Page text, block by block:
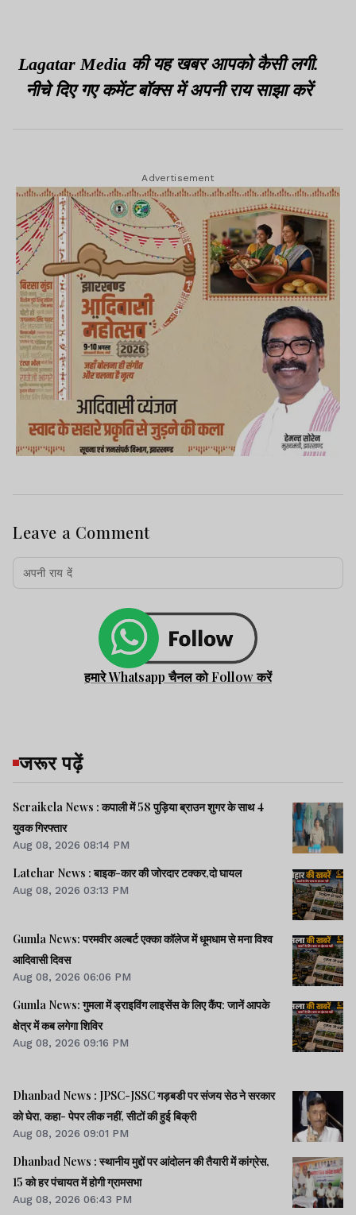
Lagatar Media की यह खबर आपको कैसी लगी.
नीचे दिए गए कमेंट बॉक्स में अपनी राय साझा करें
Advertisement
Leave a Comment
हमारे Whatsapp चैनल को Follow करें
जरूर पढ़ें
Seraikela News : कपाली में 58 पुड़िया ब्राउन शुगर के साथ 4
युवक गिरफ्तार
Aug 08, 2026 08:14 PM
Latehar News : बाइक-कार की जोरदार टक्‍कर,दो घायल
Aug 08, 2026 03:13 PM
Gumla News: परमवीर अल्बर्ट एक्का कॉलेज में धूमधाम से मना विश्व
आदिवासी दिवस
Aug 08, 2026 06:06 PM
Gumla News: गुमला में ड्राइविंग लाइसेंस के लिए कैंप: जानें आपके
क्षेत्र में कब लगेगा शिविर
Aug 08, 2026 09:16 PM
Dhanbad News : JPSC-JSSC गड़बडी पर संजय सेठ ने सरकार
को घेरा, कहा- पेपर लीक नहीं, सीटों की हुई बिक्री
Aug 08, 2026 09:01 PM
Dhanbad News : स्थानीय मुद्दों पर आंदोलन की तैयारी में कांग्रेस,
15 को हर पंचायत में होगी ग्रामसभा
Aug 08, 2026 06:43 PM